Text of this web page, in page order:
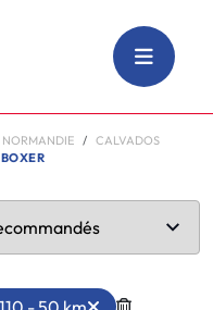
NORMANDIE
CALVADOS
BOXER